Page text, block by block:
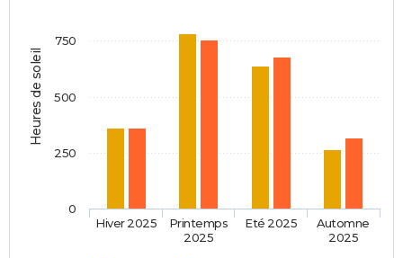
Heures de soleil
Hiver 2025
Printemps
2025
Eté 2025
Automne
2025
0
250
500
750